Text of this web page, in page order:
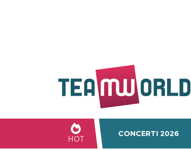
HOT
CONCERTI 2026